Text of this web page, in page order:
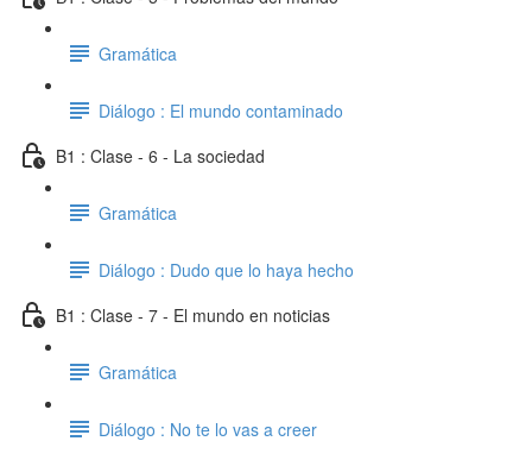
Gramática
Diálogo : El mundo contaminado
B1 : Clase - 6 - La sociedad
Gramática
Diálogo : Dudo que lo haya hecho
B1 : Clase - 7 - El mundo en noticias
Gramática
Diálogo : No te lo vas a creer